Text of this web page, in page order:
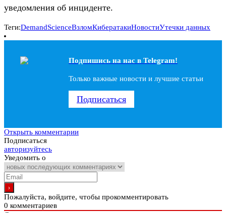
уведомления об инциденте.
Теги:DemandScienceВзломКибератакиНовостиУтечки данных
Подпишись на наc в Telegram!
Только важные новости и лучшие статьи
Подписаться
Открыть комментарии
Подписаться
авторизуйтесь
Уведомить о
Пожалуйста, войдите, чтобы прокомментировать
0 комментариев